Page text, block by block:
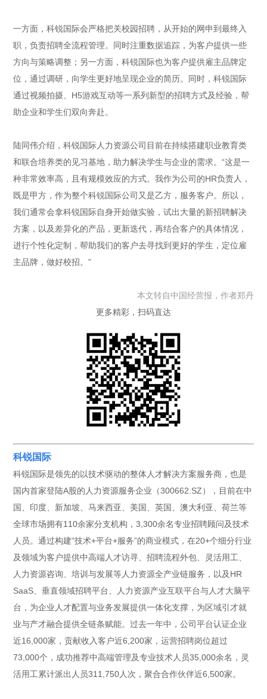
一方面，科锐国际会严格把关校园招聘，从开始的网申到最终入
职，负责招聘全流程管理。同时注重数据追踪，为客户提供一些
方向与策略调整；另一方面，科锐国际也为客户提供雇主品牌定
位，通过调研，向学生更好地呈现企业的简历。同时，科锐国际
通过视频拍摄、H5游戏互动等一系列新型的招聘方式及经验，帮
助企业和学生们双向奔赴。
陆同伟介绍，科锐国际人力资源公司目前在持续搭建职业教育类
和联合培养类的见习基地，助力解决学生与企业的需求。“这是一
种非常效率高，且有规模效应的方式。我作为公司的HR负责人，
既是甲方，作为整个科锐国际公司又是乙方，服务客户。所以，
我们通常会拿科锐国际自身开始做实验，试出大量的新招聘解决
方案，以及差异化的产品，更新迭代，再结合客户的具体情况，
进行个性化定制，帮助我们的客户去寻找到更好的学生，定位雇
主品牌，做好校招。”
本文转自中国经营报，作者郑丹
更多精彩，扫码直达
科锐国际
科锐国际是领先的以技术驱动的整体人才解决方案服务商，也是
国内首家登陆A股的人力资源服务企业（300662.SZ），目前在中
国、印度、新加坡、马来西亚、美国、英国、澳大利亚、荷兰等
全球市场拥有110余家分支机构，3,300余名专业招聘顾问及技术
人员。通过构建“技术+平台+服务”的商业模式，在20+个细分行业
及领域为客户提供中高端人才访寻、招聘流程外包、灵活用工、
人力资源咨询、培训与发展等人力资源全产业链服务，以及HR
SaaS、垂直领域招聘平台、人力资源产业互联平台与人才大脑平
台，为企业人才配置与业务发展提供一体化支撑，为区域引才就
业与产才融合提供全链条赋能。过去一年中，公司平台认证企业
近16,000家，贡献收入客户近6,200家，运营招聘岗位超过
73,000个，成功推荐中高端管理及专业技术人员35,000余名，灵
活用工累计派出人员311,750人次，聚合合作伙伴近6,500家。